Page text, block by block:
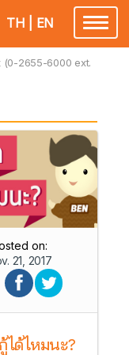
TH EN
(0-2655-6000 ext.
on:
21, 2017
ด้ไหมนะ?